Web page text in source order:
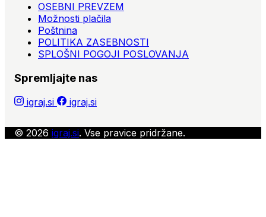
OSEBNI PREVZEM
Možnosti plačila
Poštnina
POLITIKA ZASEBNOSTI
SPLOŠNI POGOJI POSLOVANJA
Spremljajte nas
igraj.si igraj.si
© 2026 igraj.si. Vse pravice pridržane.